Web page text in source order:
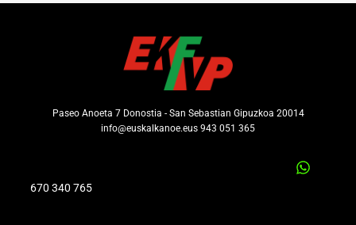
Paseo Anoeta 7 Donostia - San Sebastian Gipuzkoa 20014
info@euskalkanoe.eus 943 051 365
670 340 765